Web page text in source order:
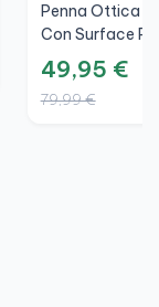
Penna Ottica
Con Surface
49,95 €
79,99 €